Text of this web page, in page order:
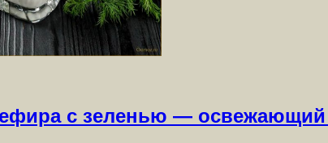
с зеленью — освежающий